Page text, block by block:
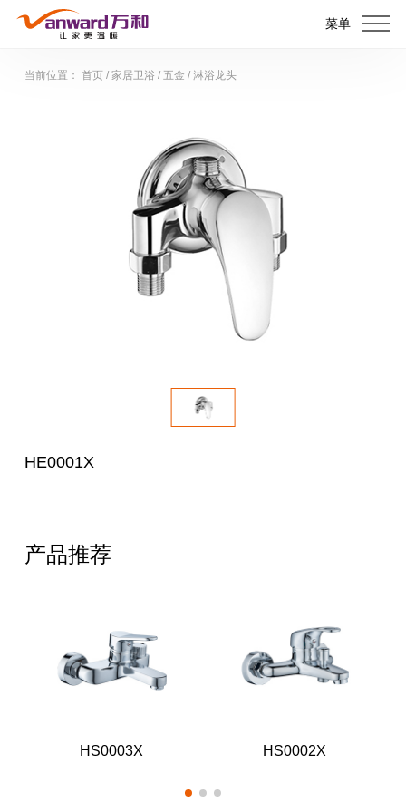
菜单
当前位置： 首页/ 家居卫浴 / 五金 / 淋浴龙头
HE0001X
产品推荐
HS0003X HS0002X